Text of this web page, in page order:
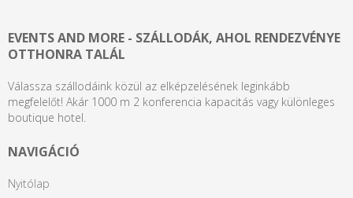
EVENTS AND MORE - SZÁLLODÁK, AHOL RENDEZVÉNYE
OTTHONRA TALÁL
Válassza szállodáink közül az elképzelésének leginkább
megfelelőt! Akár 1000 m 2 konferencia kapacitás vagy különleges
boutique hotel.
NAVIGÁCIÓ
Nyitólap